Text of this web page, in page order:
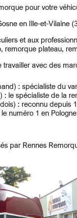
pour votre
en Ille-et-Vilaine
et aux
remorque plateau,
travailler avec des
: spécialiste du
: le spécialiste de la
: reconnu depuis
numéro 1 en
par Rennes